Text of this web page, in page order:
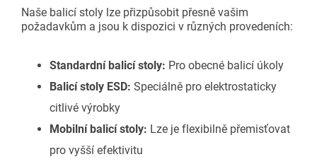
Naše balicí stoly lze přizpůsobit přesně vašim
požadavkům a jsou k dispozici v různých provedeních:
Standardní balicí stoly: Pro obecné balicí úkoly
Balicí stoly ESD: Speciálně pro elektrostaticky
citlivé výrobky
Mobilní balicí stoly: Lze je flexibilně přemisťovat
pro vyšší efektivitu